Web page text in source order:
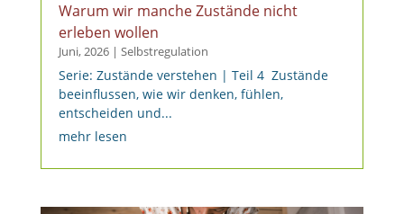
Warum wir manche Zustände nicht
erleben wollen
Juni, 2026| Selbstregulation
Serie: Zustände verstehen | Teil 4 Zustände
beeinflussen, wie wir denken, fühlen,
entscheiden und...
mehr lesen